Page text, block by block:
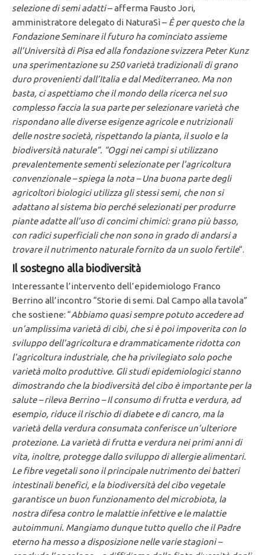
selezione di semi adatti– afferma Fausto Jori,
amministratore delegato di NaturaSì – È per questo che la
Fondazione Seminare il futuro ha cominciato assieme
all’Università di Pisa ed alla fondazione svizzera Peter Kunz
una sperimentazione su 250 varietà tradizionali di grano
duro provenienti dall’Italia e dal Mediterraneo. Ma non
basta, ci aspettiamo che il mondo della ricerca nel suo
complesso faccia la sua parte per selezionare varietà che
rispondano alle diverse esigenze agricole e nutrizionali
delle nostre società, rispettando la pianta, il suolo e la
biodiversità naturale”. “Oggi nei campi si utilizzano
prevalentemente sementi selezionate per l’agricoltura
convenzionale – spiega la nota – Una buona parte degli
agricoltori biologici utilizza gli stessi semi, che non si
adattano al sistema bio perché selezionati per produrre
piante adatte all’uso di concimi chimici: grano più basso,
con radici superficiali che non sono in grado di andarsi a
trovare il nutrimento naturale fornito da un suolo fertile“.
Il sostegno alla biodiversità
Interessante l’intervento dell’epidemiologo Franco
Berrino all’incontro “Storie di semi. Dal Campo alla tavola”
che sostiene: “Abbiamo quasi sempre potuto accedere ad
un’amplissima varietà di cibi, che si è poi impoverita con lo
sviluppo dell’agricoltura e drammaticamente ridotta con
l’agricoltura industriale, che ha privilegiato solo poche
varietà molto produttive. Gli studi epidemiologici stanno
dimostrando che la biodiversità del cibo è importante per la
salute – rileva Berrino – Il consumo di frutta e verdura, ad
esempio, riduce il rischio di diabete e di cancro, ma la
varietà della verdura consumata conferisce un’ulteriore
protezione. La varietà di frutta e verdura nei primi anni di
vita, inoltre, protegge dallo sviluppo di allergie alimentari.
Le fibre vegetali sono il principale nutrimento dei batteri
intestinali benefici, e la biodiversità del cibo vegetale
garantisce un buon funzionamento del microbiota, la
nostra difesa contro le malattie infettive e le malattie
autoimmuni. Mangiamo dunque tutto quello che il Padre
eterno ha messo a disposizione nelle varie stagioni –